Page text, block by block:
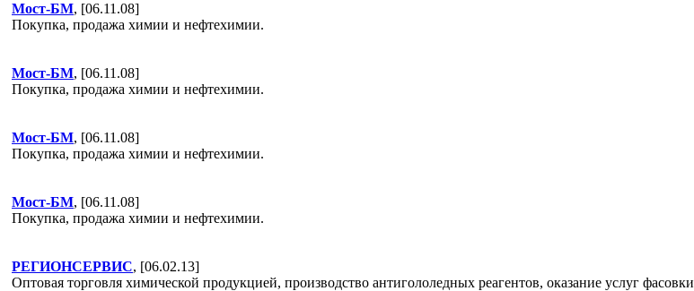
Мост-БМ, [06.11.08]
Покупка, продажа химии и нефтехимии.
Мост-БМ, [06.11.08]
Покупка, продажа химии и нефтехимии.
Мост-БМ, [06.11.08]
Покупка, продажа химии и нефтехимии.
Мост-БМ, [06.11.08]
Покупка, продажа химии и нефтехимии.
РЕГИОНСЕРВИС, [06.02.13]
Оптовая торговля химической продукцией, производство антигололедных реагентов, оказание услуг фасовки